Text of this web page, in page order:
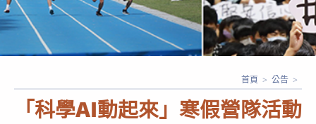
「科學AI動起來」寒假營隊活動
首頁 > 公告 >